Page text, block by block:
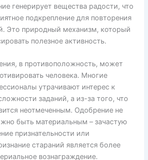
генерирует вещества радости, что
подкрепление для повторения
Это природный механизм, который
полезное активность.
в противоположность, может
человека. Многие
утрачивают интерес к
заданий, а из-за того, что
неотмеченным. Одобрение не
быть материальным – зачастую
признательности или
стараний является более
вознаграждение.